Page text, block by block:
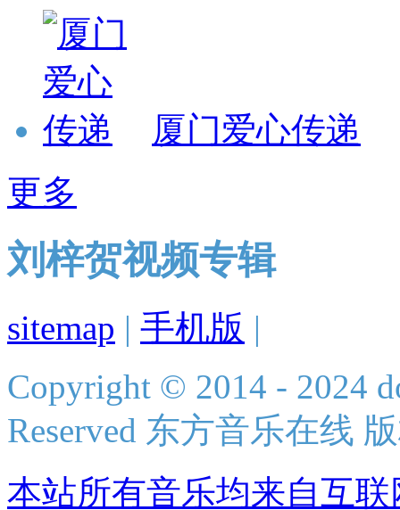
厦门爱心传递
更多
刘梓贺视频专辑
sitemap | 手机版 |
Copyright © 2014 - 2024
Reserved 东方音乐在线
本站所有音乐均来自互